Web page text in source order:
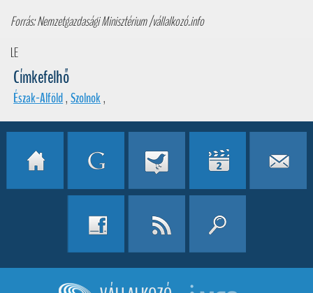
Forrás: Nemzetgazdasági Minisztérium /vállalkozó.info
LE
Címkefelhő
Észak-Alföld,Szolnok,